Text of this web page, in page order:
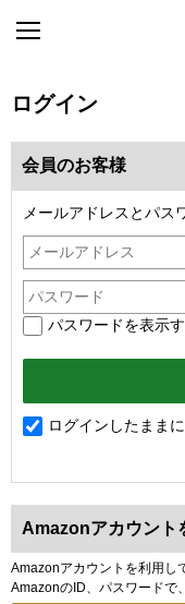
ログイン
会員のお客様
メールアドレスとパス
パスワードを表示
ログインしたまま
Amazonアカウント
Amazonアカウントを利用し
AmazonのID、パスワードで